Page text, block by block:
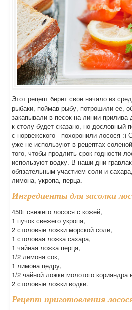
Этот рецепт берет свое начало из
рыбаки, поймав рыбу, потрошили ее,
закапывали в песок на линии
к столу будет сказано, но дословный
с норвежского - похоронили лосося :)
уже не используют в рецептах
того, чтобы продлить срок годности
используют водку. В наши дни
обязательным участием соли и
лимона, укропа, перца.
Ингредиенты для засолки
450г свежего лосося с кожей,
1 пучок свежего укропа,
2 столовые ложки морской соли,
1 столовая ложка сахара,
1 чайная ложка перца,
1/2 лимона сок,
1 лимона цедру,
1/2 чайной ложки молотого
2 столовые ложки водки.
Рецепт приготовления